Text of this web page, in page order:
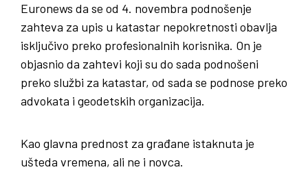
Euronews da se od 4. novembra podnošenje
zahteva za upis u katastar nepokretnosti obavlja
isključivo preko profesionalnih korisnika. On je
objasnio da zahtevi koji su do sada podnošeni
preko službi za katastar, od sada se podnose preko
advokata i geodetskih organizacija.
Kao glavna prednost za građane istaknuta je
ušteda vremena, ali ne i novca.